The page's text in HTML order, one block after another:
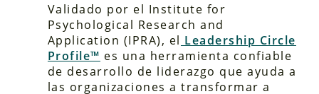
Validado por el Institute for
Psychological Research and
Application (IPRA), el Leadership Circle
Profile™ es una herramienta confiable
de desarrollo de liderazgo que ayuda a
las organizaciones a transformar a